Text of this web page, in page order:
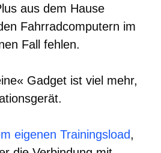
aus dem Hause
Fahrradcomputern im
Fall fehlen.
Gadget ist viel mehr,
eigenen Trainingsload,